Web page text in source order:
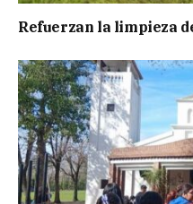
Refuerzan la limpieza